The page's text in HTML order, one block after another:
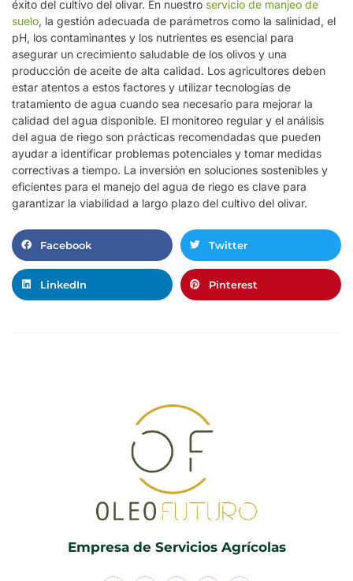
éxito del cultivo del olivar. En nuestro servicio de manjeo de
suelo, la gestión adecuada de parámetros como la salinidad, el
pH, los contaminantes y los nutrientes es esencial para
asegurar un crecimiento saludable de los olivos y una
producción de aceite de alta calidad. Los agricultores deben
estar atentos a estos factores y utilizar tecnologías de
tratamiento de agua cuando sea necesario para mejorar la
calidad del agua disponible. El monitoreo regular y el análisis
del agua de riego son prácticas recomendadas que pueden
ayudar a identificar problemas potenciales y tomar medidas
correctivas a tiempo. La inversión en soluciones sostenibles y
eficientes para el manejo del agua de riego es clave para
garantizar la viabilidad a largo plazo del cultivo del olivar.
Facebook Twitter
LinkedIn Pinterest
Empresa de Servicios Agrícolas